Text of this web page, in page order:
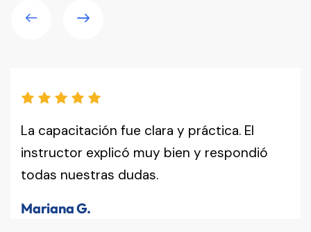
La capacitación fue clara y práctica. El
instructor explicó muy bien y respondió
todas nuestras dudas.
Mariana G.